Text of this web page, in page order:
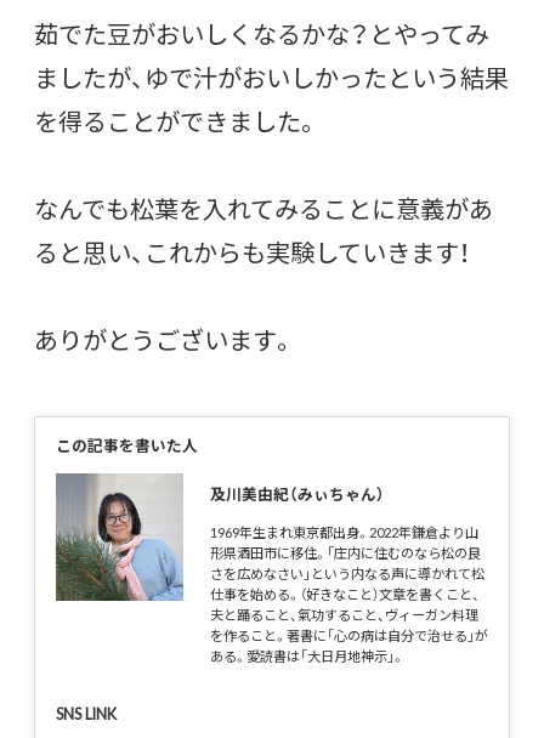
茹でた豆がおいしくなるかな？とやってみ
ましたが、ゆで汁がおいしかったという結果
を得ることができました。
なんでも松葉を入れてみることに意義があ
ると思い、これからも実験していきます！
ありがとうございます。
この記事を書いた人
及川美由紀（みぃちゃん）
1969年生まれ東京都出身。2022年鎌倉より山
形県酒田市に移住。「庄内に住むのなら松の良
さを広めなさい」という内なる声に導かれて松
仕事を始める。（好きなこと）文章を書くこと、
夫と踊ること、氣功すること、ヴィーガン料理
を作ること。著書に「心の病は自分で治せる」が
ある。愛読書は「大日月地神示」。
SNS LINK